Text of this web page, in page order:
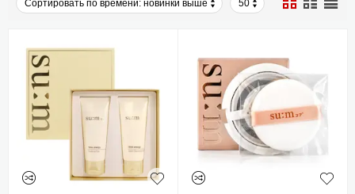
Сортировать по времени: новинки выше 50